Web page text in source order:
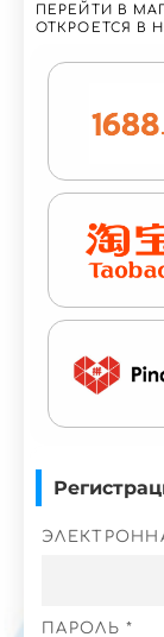
ПЕРЕЙТИ В
ОТКРОЕТСЯ В
ПАРОЛЬ *